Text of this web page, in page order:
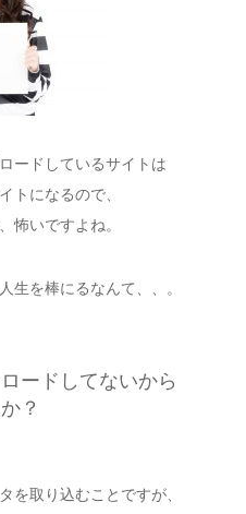
ードしているサイトは
トになるので、
怖いですよね。
生を棒にるなんて、、。
ードしてないから
？
を取り込むことですが、